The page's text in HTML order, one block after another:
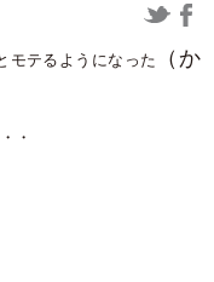
モテるようになった
（か
・